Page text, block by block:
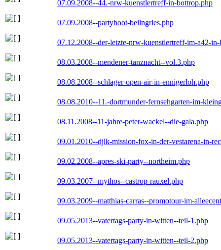
07.09.2008--44.-nrw-kuenstlertreff-in-bottrop.php
07.09.2008--partyboot-beilngries.php
07.12.2008--der-letzte-nrw-kuenstlertreff-im-a42-
08.03.2008--mendener-tanznacht--vol.3.php
08.08.2008--schlager-open-air-in-ennigerloh.php
08.08.2010--11.-dortmunder-fernsehgarten-im-
08.11.2008--11-jahre-peter-wackel--die-gala.php
09.01.2010--djlk-mission-fox-in-der-vestarena-in-
09.02.2008--apres-ski-party--northeim.php
09.03.2007--mythos--castrop-rauxel.php
09.03.2009--matthias-carras--promotour-im-
09.05.2013--vatertags-party-in-witten--teil-1.php
09.05.2013--vatertags-party-in-witten--teil-2.php